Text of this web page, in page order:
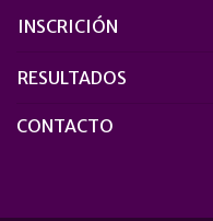
INSCRICIÓN
RESULTADOS
CONTACTO